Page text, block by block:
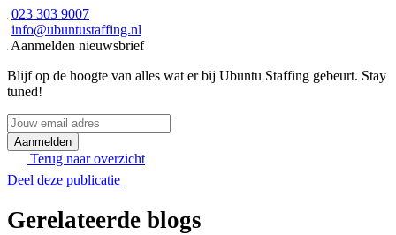
023 303 9007
info@ubuntustaffing.nl
Aanmelden nieuwsbrief
Blijf op de hoogte van alles wat er bij Ubuntu Staffing gebeurt. Stay
tuned!
Jouw
email
adresTerug naar overzicht
Deel deze publicatie
Gerelateerde blogs